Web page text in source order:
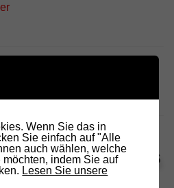
/ TERMINE DES
Wenn Sie das in
Sie einfach auf "Alle
auch wählen, welche
indem Sie auf
Lesen Sie unsere